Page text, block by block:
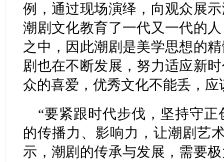
例，通过现场演绎，向观众展
潮剧文化教育了一代又一代的
之中，因此潮剧是美学思想的
剧也在不断发展，努力适应新
众的喜爱，优秀文化不能丢，
“要紧跟时代步伐，坚持守
的传播力、影响力，让潮剧艺
示，潮剧的传承与发展，需要